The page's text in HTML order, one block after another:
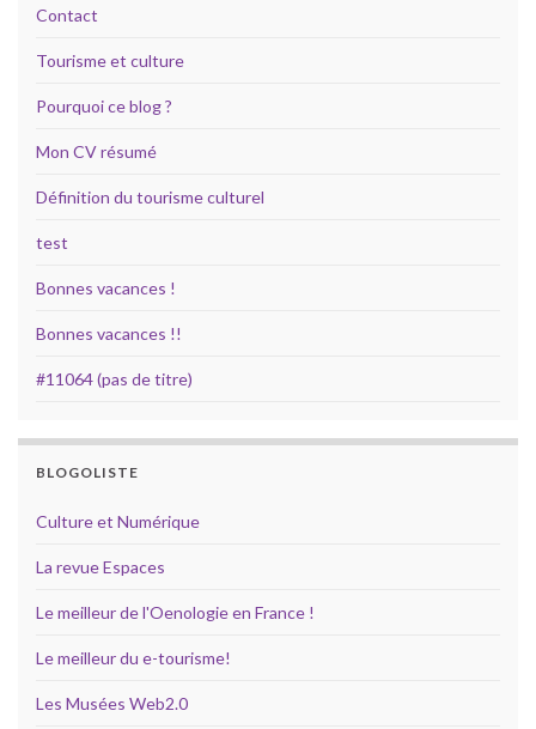
Contact
Tourisme et culture
Pourquoi ce blog ?
Mon CV résumé
Définition du tourisme culturel
test
Bonnes vacances !
Bonnes vacances !!
#11064 (pas de titre)
BLOGOLISTE
Culture et Numérique
La revue Espaces
Le meilleur de l'Oenologie en France !
Le meilleur du e-tourisme!
Les Musées Web2.0